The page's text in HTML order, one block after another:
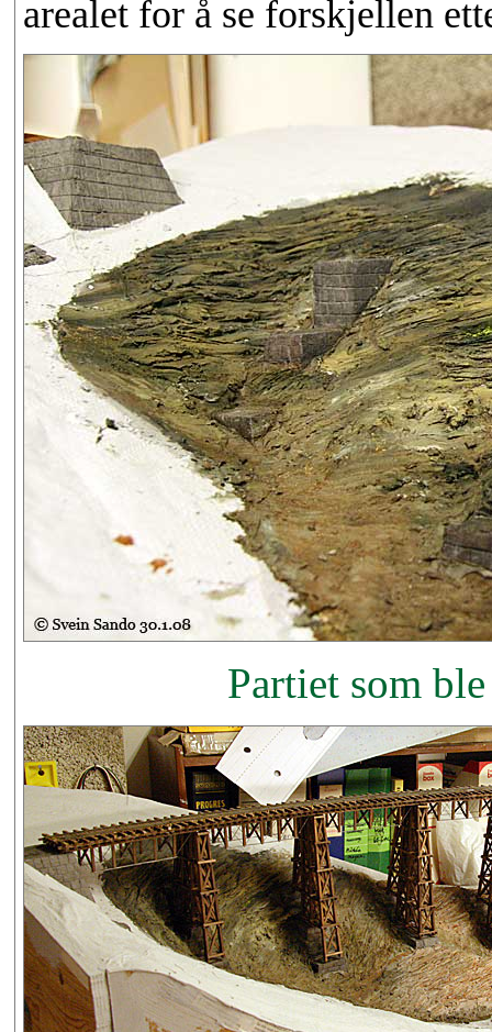
arealet for å se forskjellen
Partiet som